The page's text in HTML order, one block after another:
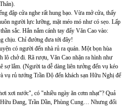
đập cửa nghe rất hung bạo. Vừa mở cửa, thấy
người lực lưỡng, mặt méo mó như có sẹo. Lấp
sắc. Hắn nắm cánh tay đẩy Văn Cao vào:
chịu. Chỉ đường đưa tới đây!
có người đến nhà rủ ra quán. Một bọn hùa
lô chở đi. Rã rượu, Văn Cao nhận ra hình như
sợ lắm. (Người ta dễ dàng liên tưởng đến vụ kéo
vụ rủ tướng Trần Độ đến khách sạn Hữu Nghị để
xơi nước", có "nhiều ngày ăn cơm nhạt"? Quả
Đang, Trần Dần, Phùng Cung… Nhưng đối